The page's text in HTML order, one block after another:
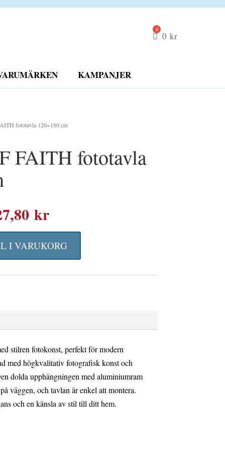
0kr
KAMPANJER
fototavla 120×180 cm
FAITH fototavla
krDet
nuvarande
priset
är:
22
I VARUKORG
stilren fotokonst, perfekt för modern
med högkvalitativ fotografisk konst och
dolda upphängningen med aluminiumram
väggen, och tavlan är enkel att montera.
och en känsla av stil till ditt hem.